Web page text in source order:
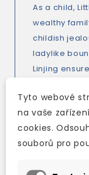
As a child,
wealthy
childish
ladylike
Linjing
Despite
Fong
must work
Tyto webové
na vaše
cookies.
souborů pro